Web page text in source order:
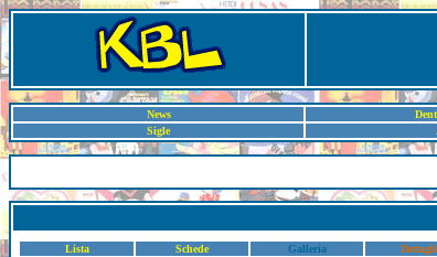
News
Sigle
Lista Schede Galleria